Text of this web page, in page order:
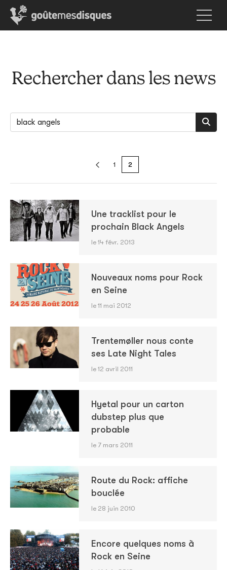
Rechercher dans les news
1 2
Une tracklist pour le
prochain Black Angels
le 14 févr. 2013
Nouveaux noms pour Rock
en Seine
le 11 mai 2012
Trentemøller nous conte
ses Late Night Tales
le 12 avril 2011
Hyetal pour un carton
dubstep plus que
probable
le 7 mars 2011
Route du Rock: affiche
bouclée
le 28 juin 2010
Encore quelques noms à
Rock en Seine